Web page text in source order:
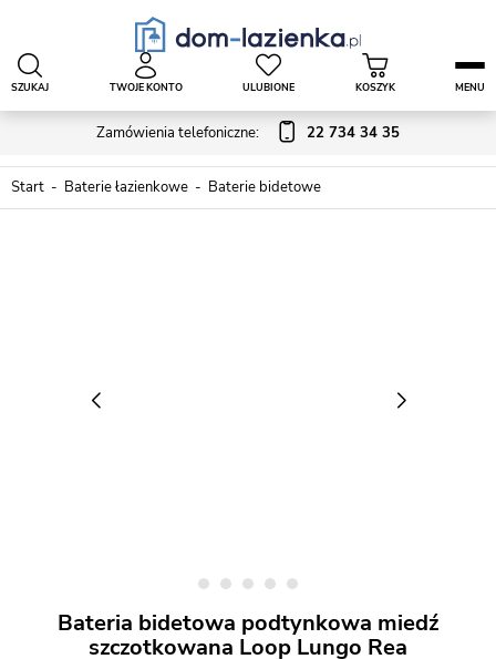
Zamówienia telefoniczne: 22 734 34 35
SZUKAJ TWOJE KONTO ULUBIONE KOSZYK MENU
Start Baterie łazienkowe Baterie bidetowe
Bateria bidetowa podtynkowa miedź
szczotkowana Loop Lungo Rea